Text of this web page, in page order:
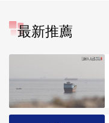
最新推薦